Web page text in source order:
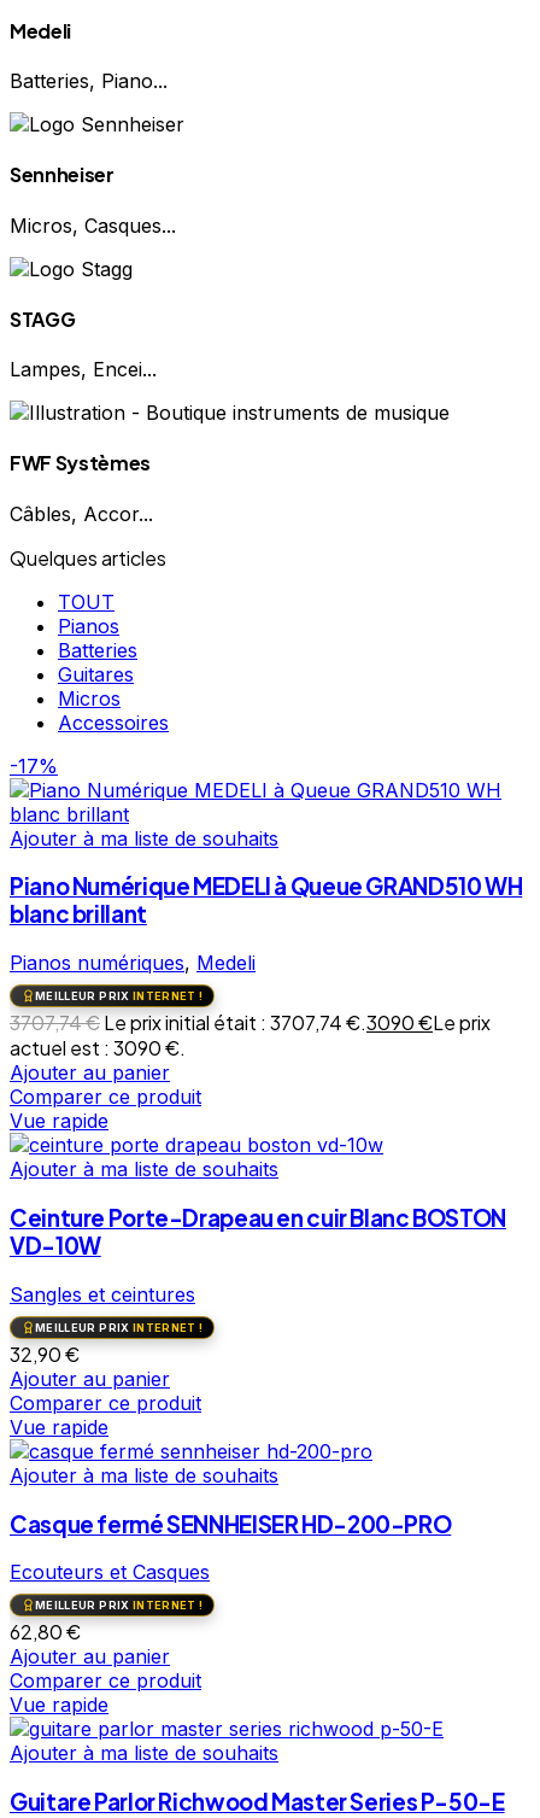
Medeli
Batteries, Piano...
Sennheiser
Micros, Casques...
STAGG
Lampes, Encei...
FWF Systèmes
Câbles, Accor...
Quelques articles
TOUT
Pianos
Batteries
Guitares
Micros
Accessoires
-17%
Ajouter à ma liste de souhaits
Piano Numérique MEDELI à Queue GRAND510 WH
blanc brillant
Pianos numériques, Medeli
MEILLEUR PRIX INTERNET !
3707,74€Le prix initial était : 3707,74 €.3090€Le prix
actuel est : 3090 €.
Ajouter au panier
Comparer ce produit
Vue rapide
Ajouter à ma liste de souhaits
Ceinture Porte-Drapeau en cuir Blanc BOSTON
VD-10W
Sangles et ceintures
MEILLEUR PRIX INTERNET !
32,90€
Ajouter au panier
Comparer ce produit
Vue rapide
Ajouter à ma liste de souhaits
Casque fermé SENNHEISER HD-200-PRO
Ecouteurs et Casques
MEILLEUR PRIX INTERNET !
62,80€
Ajouter au panier
Comparer ce produit
Vue rapide
Ajouter à ma liste de souhaits
Guitare Parlor Richwood Master Series P-50-E